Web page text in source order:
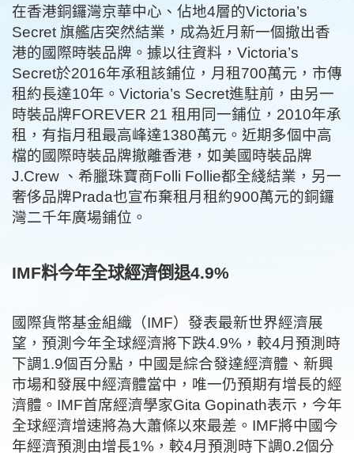
在香港銅鑼灣京華中心、佔地4層的Victoria’s
Secret 旗艦店突然結業，成為近月新一個撤出香
港的國際時裝品牌。據以往資料，Victoria’s
Secret於2016年承租該鋪位，月租700萬元，市傳
租約長達10年。Victoria’s Secret進駐前，由另一
時裝品牌FOREVER 21 租用同一鋪位，2010年承
租，有指月租最高峰達1380萬元。近期多個中高
檔的國際時裝品牌撤離香港，如美國時裝品牌
J.Crew 、希臘珠寶商Folli Follie都全綫結業，另一
奢侈品牌Prada也宣布棄租月租約900萬元的銅鑼
灣二千年廣場鋪位。
IMF料今年全球經濟倒退4.9%
國際貨幣基金組織（IMF）發表最新世界經濟展
望，預測今年全球經濟將下跌4.9%，較4月預測時
下調1.9個百分點，中國是綜合發達經濟體、新興
市場和發展中經濟體當中，唯一仍預期有增長的經
濟體。IMF首席經濟學家Gita Gopinath表示，今年
全球經濟增速將為大蕭條以來最差。IMF將中國今
年經濟預測由增長1%，較4月預測時下調0.2個分